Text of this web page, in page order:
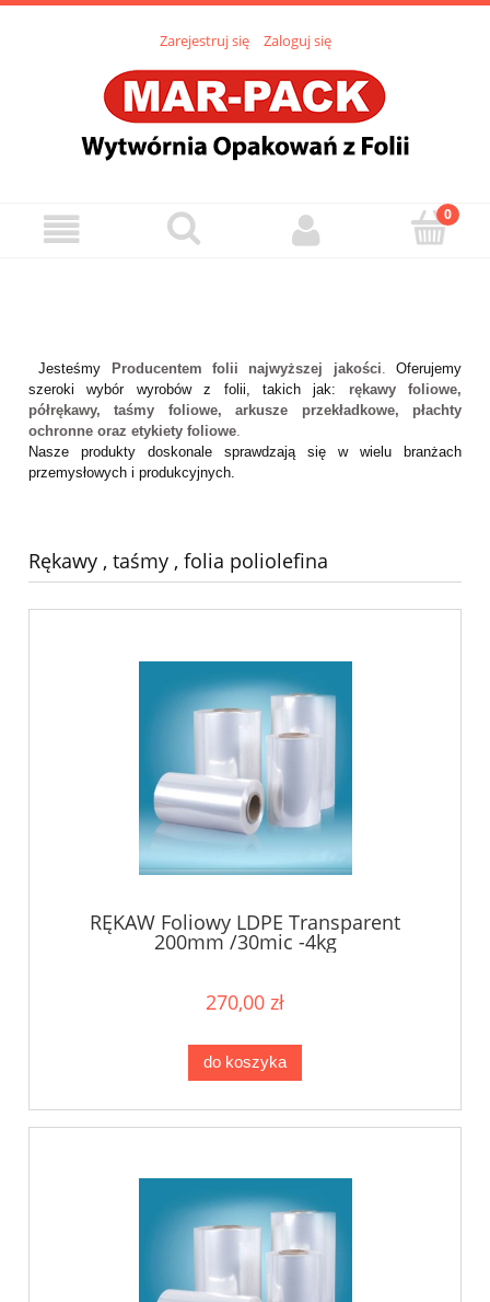
Zarejestruj się Zaloguj się
Jesteśmy Producentem folii najwyższej jakości
Oferujemy
szeroki wybór wyrobów z folii, takich jak: rękawy foliowe,
półrękawy, taśmy foliowe, arkusze przekładkowe, płachty
ochronne oraz etykiety foliowe
Nasze produkty doskonale sprawdzają się w wielu branżach
przemysłowych i produkcyjnych.
Rękawy , taśmy , folia poliolefina
RĘKAW Foliowy LDPE Transparent
200mm /30mic -4kg
270,00 zł
do koszyka